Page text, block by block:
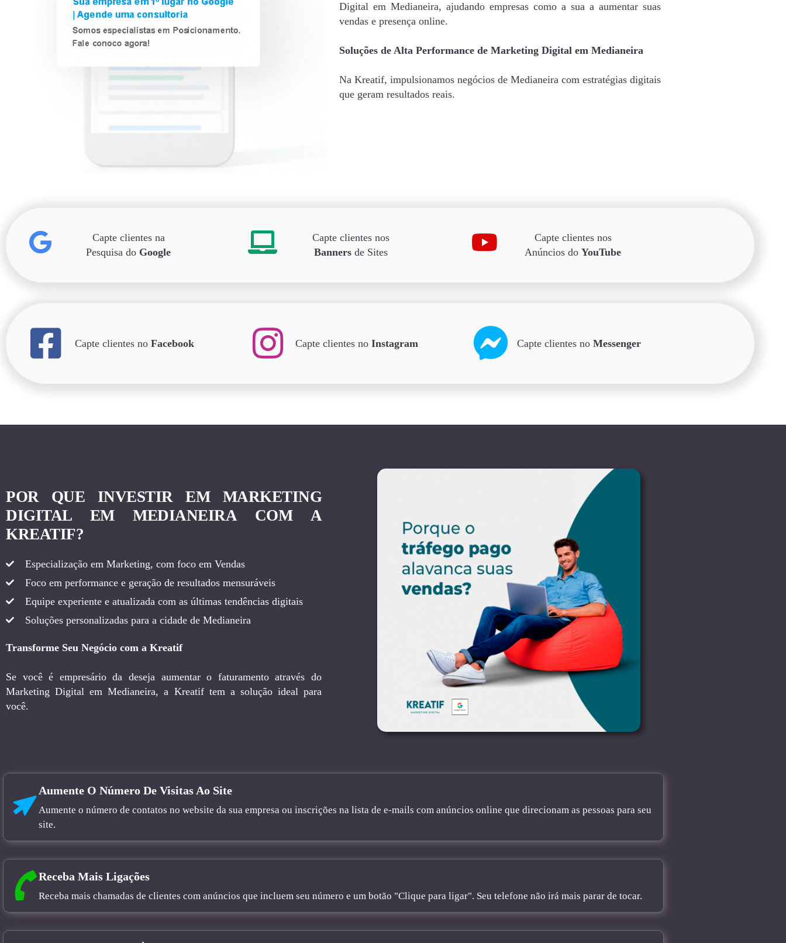
Digital em Medianeira, ajudando empresas como a sua a aumentar suas
vendas e presença online.
Soluções de Alta Performance de Marketing Digital em Medianeira
Na Kreatif, impulsionamos negócios de Medianeira com estratégias digitais
que geram resultados reais.
Capte clientes na
Pesquisa do Google
Capte clientes nos
Bannersde Sites
Capte clientes nos
Anúncios doYouTube
Capte clientes no Facebook Capte clientes no Instagram Capte clientes no Messenger
POR QUE INVESTIR EM MARKETING
DIGITAL EM MEDIANEIRA COM A
KREATIF?
Especialização em Marketing, com foco em Vendas
Foco em performance e geração de resultados mensuráveis
Equipe experiente e atualizada com as últimas tendências digitais
Soluções personalizadas para a cidade de Medianeira
Transforme Seu Negócio com a Kreatif
Se você é empresário da deseja aumentar o faturamento através do
Marketing Digital em Medianeira, a Kreatif tem a solução ideal para
você.
Aumente O Número De Visitas Ao Site
Aumente o número de contatos no website da sua empresa ou inscrições na lista de e-mails com anúncios online que direcionam as pessoas para seu
site.
Receba Mais Ligações
Receba mais chamadas de clientes com anúncios que incluem seu número e um botão "Clique para ligar". Seu telefone não irá mais parar de tocar.